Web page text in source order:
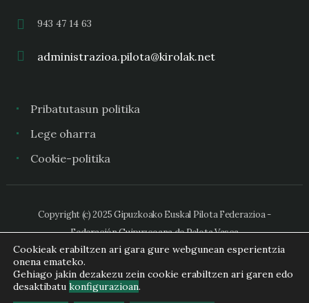
943 47 14 63
administrazioa.pilota@kirolak.net
Pribatutasun politika
Lege oharra
Cookie-politika
Copyright (c) 2025 Gipuzkoako Euskal Pilota Federazioa -
Federación Guipuzcoana de Pelota Vasca
Cookieak erabiltzen ari gara gure webgunean esperientzia
onena emateko.
Gehiago jakin dezakezu zein cookie erabiltzen ari garen edo
desaktibatu konfigurazioan.